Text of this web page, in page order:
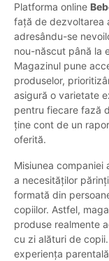
Platforma online
față de dezvoltarea
adresându-se
nou-născut până la
Magazinul pune
produselor,
asigură o varietate
pentru fiecare fază
ține cont de un
oferită.
Misiunea
a necesităților
formată din
copiilor. Astfel,
produse realmente
cu zi alături de
experiența